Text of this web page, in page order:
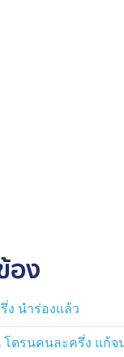
อง
ง นำร่องแล้ว
โดรนคนละครึ่ง แก้จ